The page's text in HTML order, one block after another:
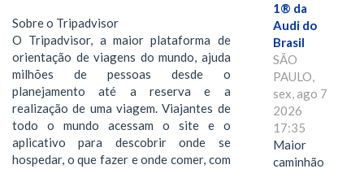
Sobre o Tripadvisor
O Tripadvisor, a maior plataforma de
orientação de viagens do mundo, ajuda
milhões de pessoas desde o
planejamento até a reserva e a
realização de uma viagem. Viajantes de
todo o mundo acessam o site e o
aplicativo para descobrir onde se
hospedar, o que fazer e onde comer, com
1® da
Audi do
Brasil
SÃO
PAULO,
sex, ago 7
2026
17:35
Maior
caminhão